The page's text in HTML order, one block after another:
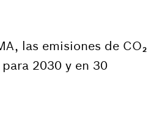
las emisiones de CO₂
2030 y en 30